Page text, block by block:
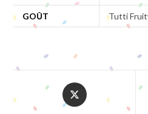
GOÛT Tutti
Opens
in